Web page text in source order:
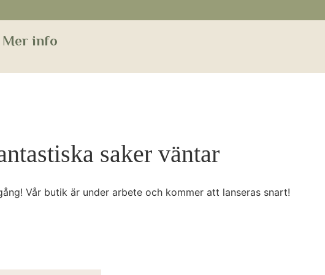
Mer info
saker väntar
Vår butik är under arbete och kommer att lanseras snart!